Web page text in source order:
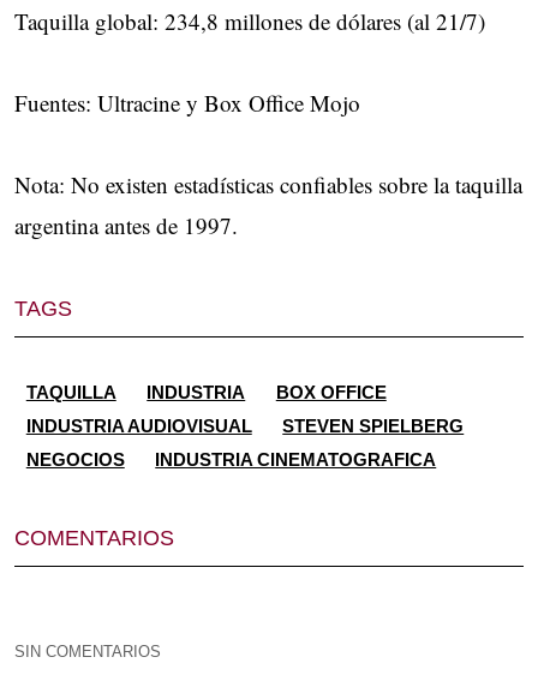
Taquilla global: 234,8 millones de dólares (al 21/7)
Fuentes: Ultracine y Box Office Mojo
Nota: No existen estadísticas confiables sobre la taquilla
argentina antes de 1997.
TAGS
TAQUILLA INDUSTRIA
BOX OFFICE
INDUSTRIA AUDIOVISUAL
STEVEN SPIELBERG
NEGOCIOS
INDUSTRIA CINEMATOGRAFICA
COMENTARIOS
SIN COMENTARIOS